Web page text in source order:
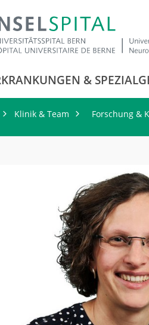
&
Klinik & Team Forschung &